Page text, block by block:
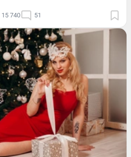
15 740 51